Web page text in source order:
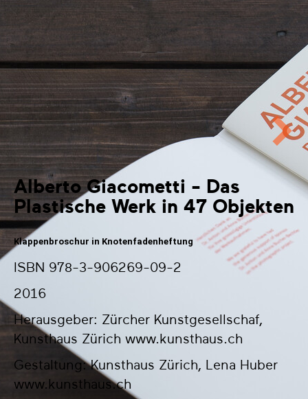
Alberto Giacometti - Das
Plastische Werk in 47 Objekten
Klappenbroschur in Knotenfadenheftung
ISBN 978-3-906269-09-2
2016
Herausgeber: Zürcher Kunstgesellschaf,
Kunsthaus Zürich www.kunsthaus.ch
Gestaltung: Kunsthaus Zürich, Lena Huber
www.kunsthaus.ch